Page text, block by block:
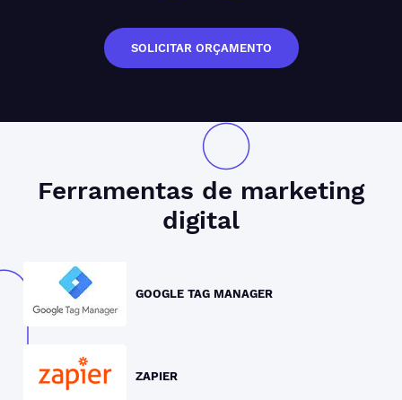
SOLICITAR ORÇAMENTO
Ferramentas de marketing
digital
GOOGLE TAG MANAGER
ZAPIER